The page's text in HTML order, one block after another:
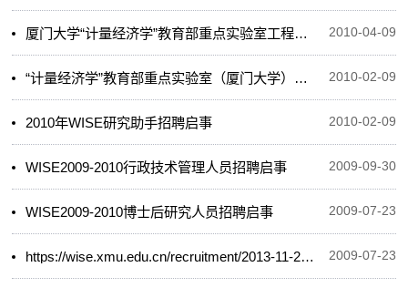
2010-04-09
厦门大学“计量经济学”教育部重点实验室工程技术人员招聘启事
2010-02-09
“计量经济学”教育部重点实验室（厦门大学）高级管理人员与技术人员招聘启事
2010-02-09
2010年WISE研究助手招聘启事
2009-09-30
WISE2009-2010行政技术管理人员招聘启事
2009-07-23
WISE2009-2010博士后研究人员招聘启事
2009-07-23
https://wise.xmu.edu.cn/recruitment/2013-11-26-12627.html